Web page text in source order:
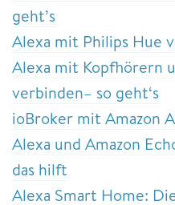
geht’s
Alexa mit Philips Hue
Alexa mit Kopfhörern
verbinden– so geht‘s
ioBroker mit Amazon
Alexa und Amazon
das hilft
Alexa Smart Home: